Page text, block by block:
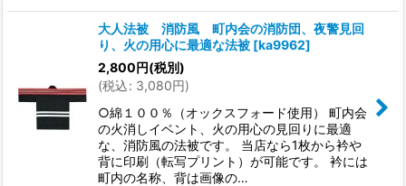
大人法被 消防風 町内会の消防団、夜警見回
り、火の用心に最適な法被 [ka9962]
2,800円(税別)
(税込: 3,080円)
○綿１００％（オックスフォード使用） 町内会
の火消しイベント、火の用心の見回りに最適
な、消防風の法被です。 当店なら1枚から衿や
背に印刷（転写プリント）が可能です。 衿には
町内の名称、背は画像の…